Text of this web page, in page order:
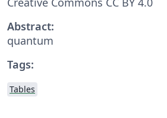
Abstract:
quantum
Tags:
Tables